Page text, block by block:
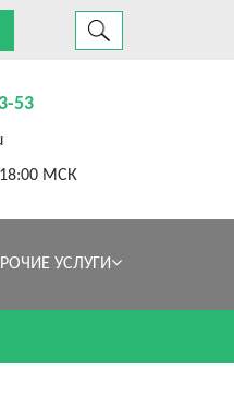
53
18:00 МСК
УСЛУГИ